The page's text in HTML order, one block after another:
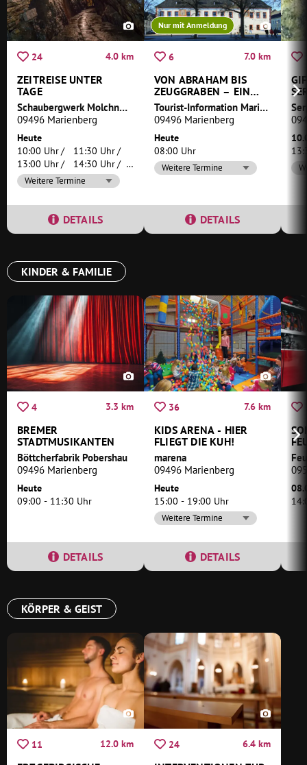
24 4.0 km
ZEITREISE UNTER
TAGE
Schaubergwerk Molchner Stolln
09496 Marienberg
Heute
10:00 Uhr
11:30 Uhr
13:00 Uhr
14:30 Uhr
16:00 Uhr
Weitere Termine
DETAILS
Nur mit Anmeldung
6 7.0 km
VON ABRAHAM BIS
ZEUGGRABEN – EIN
WANDERTAG IM
MARIENBERGER
REVIER
Tourist-Information Marienberg
09496 Marienberg
Heute
08:00 Uhr
Weitere Termine
DETAILS
KINDER & FAMILIE
4 3.3 km
BREMER
STADTMUSIKANTEN
Böttcherfabrik Pobershau
09496 Marienberg
Heute
09:00 - 11:30 Uhr
DETAILS
36 7.6 km
KIDS ARENA - HIER
FLIEGT DIE KUH!
marena
09496 Marienberg
Heute
15:00 - 19:00 Uhr
Weitere Termine
DETAILS
KÖRPER & GEIST
11 12.0 km 24 6.4 km